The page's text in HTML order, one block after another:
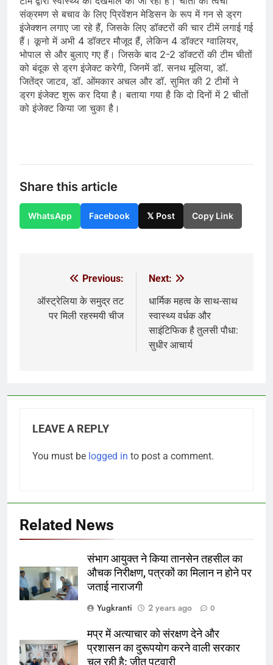
संक्रमण से बचाव के लिए प्रिवेंशन मेडिसन के रूप में गन से ड्रग
इंजेक्शन लगाए जा रहे हैं, जिसके लिए डॉक्टरों की चार टीमें लगाई गई
हैं। कूनो में अभी 4 डॉक्टर मौजूद हैं, लेकिन 4 डॉक्टर ग्वालियर,
भोपाल से और बुलाए गए हैं। जिसके बाद 2-2 डॉक्टरों की टीम चीतों
को बंदूक से ड्रग इंजेक्ट करेगी, जिनमें डॉ. सनथ मूलिया, डॉ.
जितेंद्र जाटव, डॉ. ओंमकार अचल और डॉ. सुमित की 2 टीमों ने
ड्रग इंजेक्ट शुरू कर दिया है। बताया गया है कि दो दिनों में 2 चीतों
को इंजेक्ट किया जा चुका है।
Share this article
WhatsApp Facebook 𝕏 Post Copy Link
navigation
Previous:
ऑस्ट्रेलिया के समुद्र तट
पर मिली रहस्मयी चीज
Next:
धार्मिक महत्व के साथ-साथ
स्वास्थ्य वर्धक और
साइंटिफिक है तुलसी पौधा:
सुधीर आचार्य
LEAVE A REPLY
You must be logged in to post a comment.
Related News
संभाग आयुक्त ने किया तानसेन तहसील का
औचक निरीक्षण, पत्रकों का मिलान न होने पर
जताई नाराजगी
Yugkranti
2 years ago 0
मप्र में अत्याचार को संरक्षण देने और
प्रशासन का दुरूपयोग करने वाली सरकार
चल रही है: जीतू पटवारी